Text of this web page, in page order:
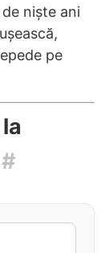
niște ani
pe
#